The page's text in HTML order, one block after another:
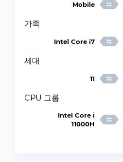
Mobile
가족
Intel Core i7
세대
11
CPU 그룹
Intel Core i
11000H